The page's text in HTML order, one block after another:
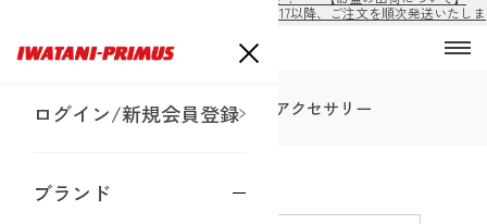
8/10から8/16の期間は出荷休止となります。8/17以降、ご注文を順次発送いたしま
ログイン/新規会員登録
ブランド
SALEバーナークッカー アクセサリー